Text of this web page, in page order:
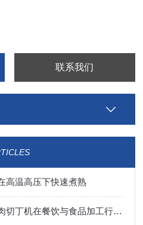
联系我们
高温高压下快速煮熟
提升食材处理效率：冻肉切丁机在餐饮与食品加工行业的应用